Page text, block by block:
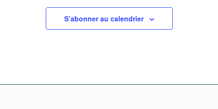
S’abonner au calendrier